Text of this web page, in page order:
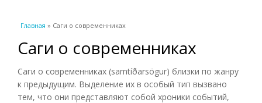
Вы здесь
Главная » Саги о современниках
Саги о современниках
Саги о современниках (samtíðarsögur) близки по жанру
к предыдущим. Выделение их в особый тип вызвано
тем, что они представляют собой хроники событий,